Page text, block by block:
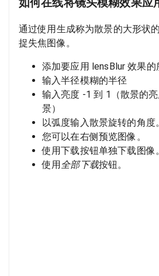
如何在线将镜头模糊效果应
通过使用生成称为散景的大形状
捉失焦图像。
添加要应用 lensBlur 效果的
输入半径模糊的半径
输入亮度 -1 到 1（散景的
景）
以弧度输入散景旋转的角度。
您可以在右侧预览图像。
使用下载按钮单独下载图像。
使用全部下载按钮。